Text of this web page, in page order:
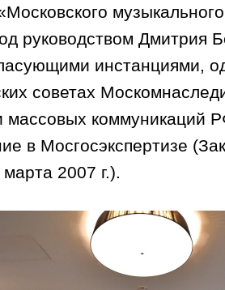
руководством Дмитрия
инстанциями,
советах
массовых коммуникаций
в Мосгосэкспертизе
2007 г.).